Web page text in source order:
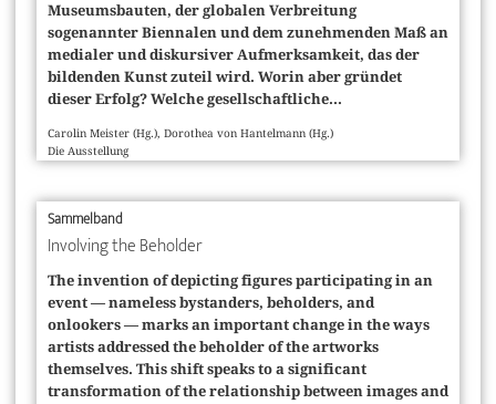
Museumsbauten, der globalen Verbreitung
sogenannter Biennalen und dem zunehmenden Maß an
medialer und diskursiver Aufmerksamkeit, das der
bildenden Kunst zuteil wird. Worin aber gründet
dieser Erfolg? Welche gesellschaftliche...
Carolin Meister (Hg.), Dorothea von Hantelmann (Hg.)
Die Ausstellung
Sammelband
Involving the Beholder
The invention of depicting figures participating in an
event — nameless bystanders, beholders, and
onlookers — marks an important change in the ways
artists addressed the beholder of the artworks
themselves. This shift speaks to a significant
transformation of the relationship between images and